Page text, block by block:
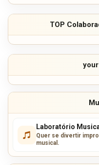
TOP
Laboratório
Quer se divertir
musical.